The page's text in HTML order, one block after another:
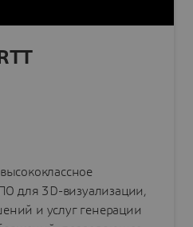
RTT
для 3D-визуализации,
и услуг генерации